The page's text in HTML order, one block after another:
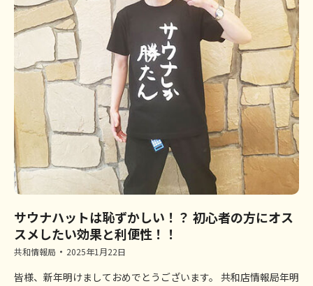
サウナハットは恥ずかしい！？ 初心者の方にオス
スメしたい効果と利便性！！
共和情報局 2025年1月22日
皆様、新年明けましておめでとうございます。 共和店情報局年明